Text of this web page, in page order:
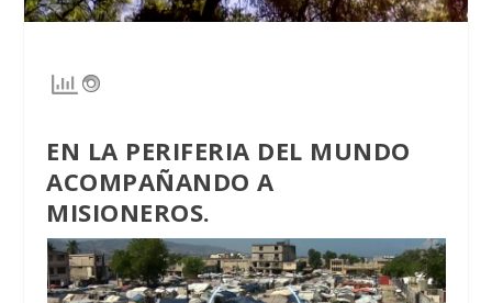
EN LA PERIFERIA DEL MUNDO
ACOMPAÑANDO A
MISIONEROS.